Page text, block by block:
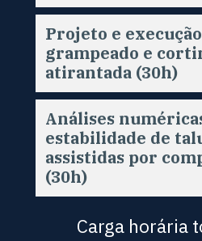
Projeto e
grampeado e
atirantada (30h)
Análises
estabilidade de
assistidas por
(30h)
Carga horária